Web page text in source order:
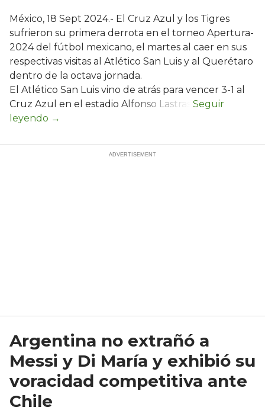
México, 18 Sept 2024.- El Cruz Azul y los Tigres
sufrieron su primera derrota en el torneo Apertura-
2024 del fútbol mexicano, el martes al caer en sus
respectivas visitas al Atlético San Luis y al Querétaro
dentro de la octava jornada.
El Atlético San Luis vino de atrás para vencer 3-1 al
Cruz Azul en el estadio Alfonso Lastras.
Argentina no extrañó a
Messi y Di María y exhibió su
voracidad competitiva ante
Chile